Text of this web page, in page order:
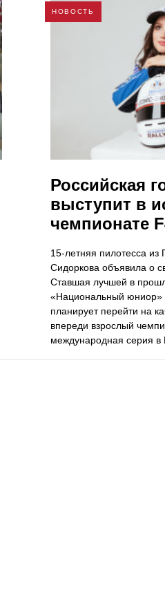
НОВОСТЬ
Российская
выступит в
чемпионате
15-летняя пилотесса из
Сидоркова объявила о
Ставшая лучшей в
«Национальный
планирует перейти на
впереди взрослый
международная серия в